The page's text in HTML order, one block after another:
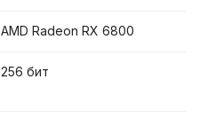
AMD Radeon RX 6800
256 бит